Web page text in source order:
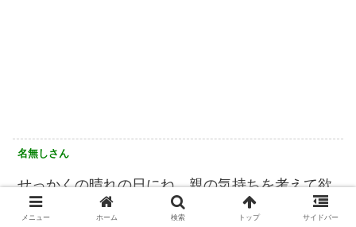
名無しさん
せっかくの晴れの日にね。親の気持ちを考えて欲
しい
メニュー ホーム 検索 トップ サイドバー